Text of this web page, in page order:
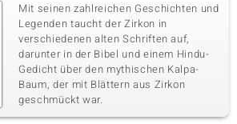
Anzahl und Größe
4 à 2 mm
Schliff
Rundschliff
Herkunft
Kambodscha
Mit seinen zahlreichen Geschichten und
Legenden taucht der Zirkon in
verschiedenen alten Schriften auf,
darunter in der Bibel und einem Hindu-
Gedicht über den mythischen Kalpa-
Baum, der mit Blättern aus Zirkon
geschmückt war.